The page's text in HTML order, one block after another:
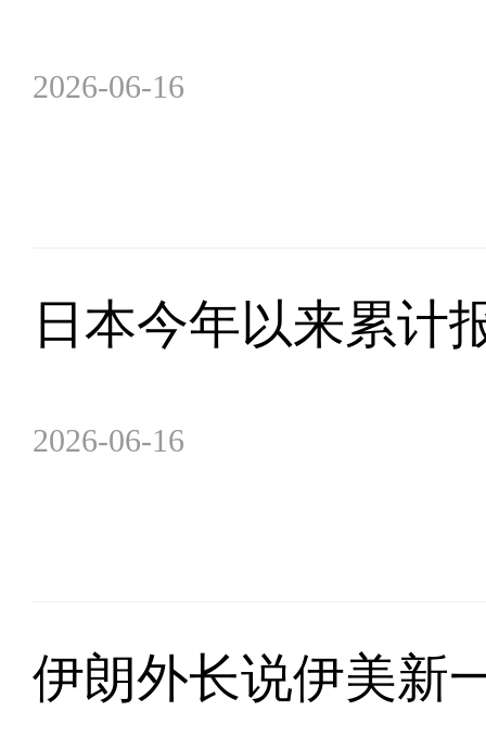
2026-06-16
日本今年以来累计
2026-06-16
伊朗外长说伊美新